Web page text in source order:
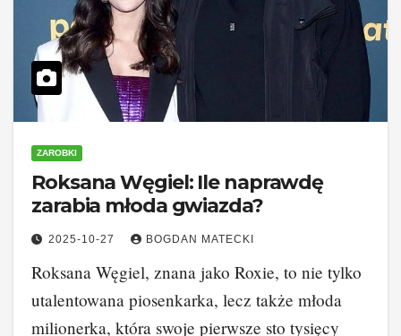
ZAROBKI
Roksana Węgiel: Ile naprawdę
zarabia młoda gwiazda?
2025-10-27 BOGDAN MATECKI
Roksana Węgiel, znana jako Roxie, to nie tylko
utalentowana piosenkarka, lecz także młoda
milionerka, która swoje pierwsze sto tysięcy